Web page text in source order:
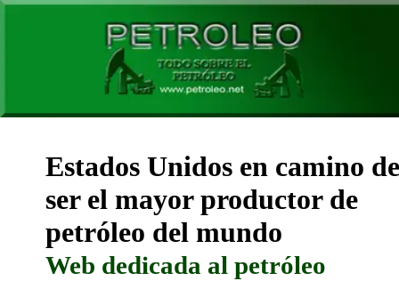
Estados Unidos en camino de
ser el mayor productor de
petróleo del mundo
Web dedicada al petróleo